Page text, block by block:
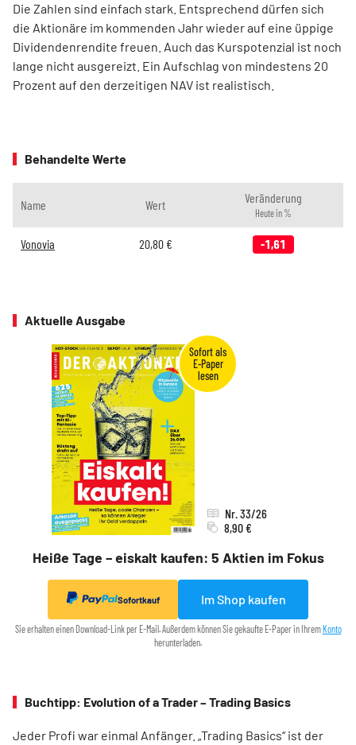
Die Zahlen sind einfach stark. Entsprechend dürfen sich
die Aktionäre im kommenden Jahr wieder auf eine üppige
Dividendenrendite freuen. Auch das Kurspotenzial ist noch
lange nicht ausgereizt. Ein Aufschlag von mindestens 20
Prozent auf den derzeitigen NAV ist realistisch.
Behandelte Werte
Name Wert Veränderung
Heute in %
Vonovia 20,80€ -1,61
Aktuelle Ausgabe
Heiße Tage – eiskalt kaufen: 5 Aktien im Fokus
Nr. 33/26
8,90 €
Sofortkauf Im Shop kaufen
Sie erhalten einen Download-Link per E-Mail. Außerdem können Sie gekaufte E-Paper in Ihrem Konto
herunterladen.
Buchtipp: Evolution of a Trader – Trading Basics
Jeder Profi war einmal Anfänger. „Trading Basics“ ist der